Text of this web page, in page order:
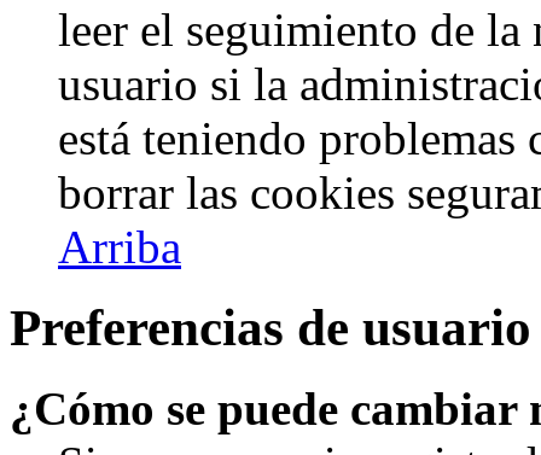
leer el seguimiento de
usuario si la
está teniendo
borrar las cookies
Arriba
Preferencias de
¿Cómo se puede